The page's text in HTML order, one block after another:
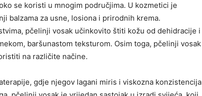
se koristi u mnogim područjima. U kozmetici je
balzama za usne, losiona i prirodnih krema.
pčelinji vosak učinkovito štiti kožu od dehidracije i
baršunastom teksturom. Osim toga, pčelinji vosak
na različite načine.
gdje njegov lagani miris i viskozna konzistencija